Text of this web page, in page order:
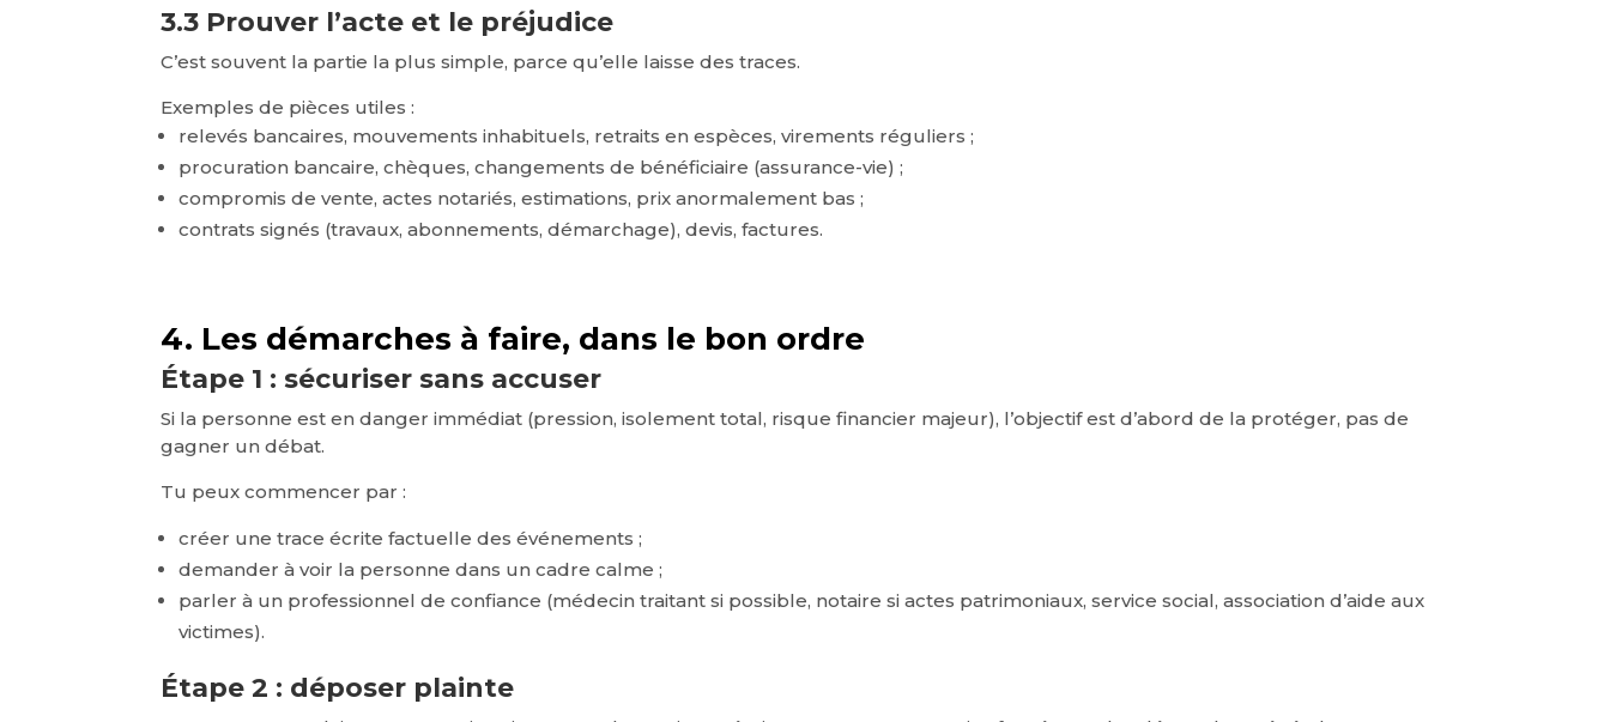
3.3 Prouver l’acte et le préjudice
C’est souvent la partie la plus simple, parce qu’elle laisse des traces.
Exemples de pièces utiles :
relevés bancaires, mouvements inhabituels, retraits en espèces, virements réguliers ;
procuration bancaire, chèques, changements de bénéficiaire (assurance-vie) ;
compromis de vente, actes notariés, estimations, prix anormalement bas ;
contrats signés (travaux, abonnements, démarchage), devis, factures.
4. Les démarches à faire, dans le bon ordre
Étape 1 : sécuriser sans accuser
Si la personne est en danger immédiat (pression, isolement total, risque financier majeur), l’objectif est d’abord de la protéger, pas de
gagner un débat.
Tu peux commencer par :
créer une trace écrite factuelle des événements ;
demander à voir la personne dans un cadre calme ;
parler à un professionnel de confiance (médecin traitant si possible, notaire si actes patrimoniaux, service social, association d’aide aux
victimes).
Étape 2 : déposer plainte